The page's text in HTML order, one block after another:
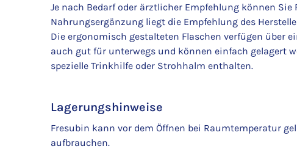
Je nach Bedarf oder ärztlicher Empfehlung können
Nahrungsergänzung liegt die Empfehlung des
Die ergonomisch gestalteten Flaschen verfügen über
auch gut für unterwegs und können einfach gelagert
spezielle Trinkhilfe oder Strohhalm enthalten.
Lagerungshinweise
Fresubin kann vor dem Öffnen bei Raumtemperatur
aufbrauchen.